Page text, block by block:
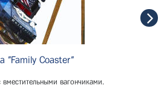
"Family Coaster"
вагончиками.